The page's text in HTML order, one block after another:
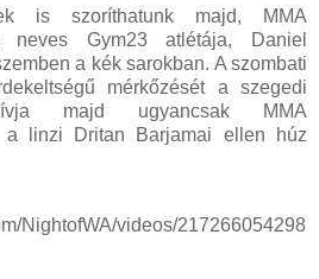
is szoríthatunk majd, MMA
neves Gym23 atlétája, Daniel
a kék sarokban. A szombati
mérkőzését a szegedi
majd ugyancsak MMA
a linzi Dritan Barjamai ellen húz
NightofWA/videos/217266054298